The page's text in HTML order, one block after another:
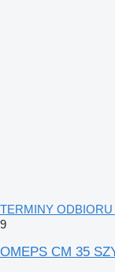
TERMINY
9
OMEPS CM 35